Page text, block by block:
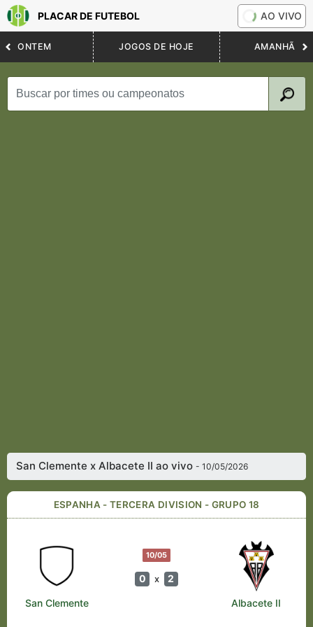
PLACAR DE FUTEBOL AO VIVO
ONTEM JOGOS DE HOJE AMANHÃ
San Clemente x Albacete II ao vivo- 10/05/2026
ESPANHA - TERCERA DIVISION - GRUPO 18
10/05
0 x 2
San Clemente Albacete II